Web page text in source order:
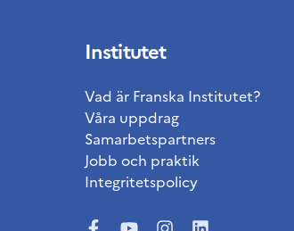
Institutet
Vad är Franska Institutet?
Våra uppdrag
Samarbetspartners
Jobb och praktik
Integritetspolicy